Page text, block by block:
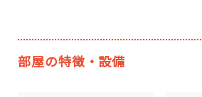
部屋の特徴・設備